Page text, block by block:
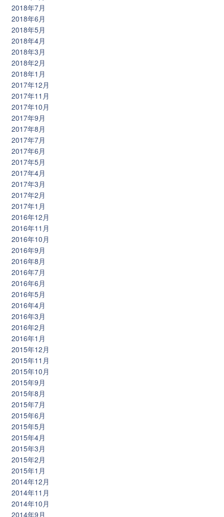
2018年7月
2018年6月
2018年5月
2018年4月
2018年3月
2018年2月
2018年1月
2017年12月
2017年11月
2017年10月
2017年9月
2017年8月
2017年7月
2017年6月
2017年5月
2017年4月
2017年3月
2017年2月
2017年1月
2016年12月
2016年11月
2016年10月
2016年9月
2016年8月
2016年7月
2016年6月
2016年5月
2016年4月
2016年3月
2016年2月
2016年1月
2015年12月
2015年11月
2015年10月
2015年9月
2015年8月
2015年7月
2015年6月
2015年5月
2015年4月
2015年3月
2015年2月
2015年1月
2014年12月
2014年11月
2014年10月
2014年9月